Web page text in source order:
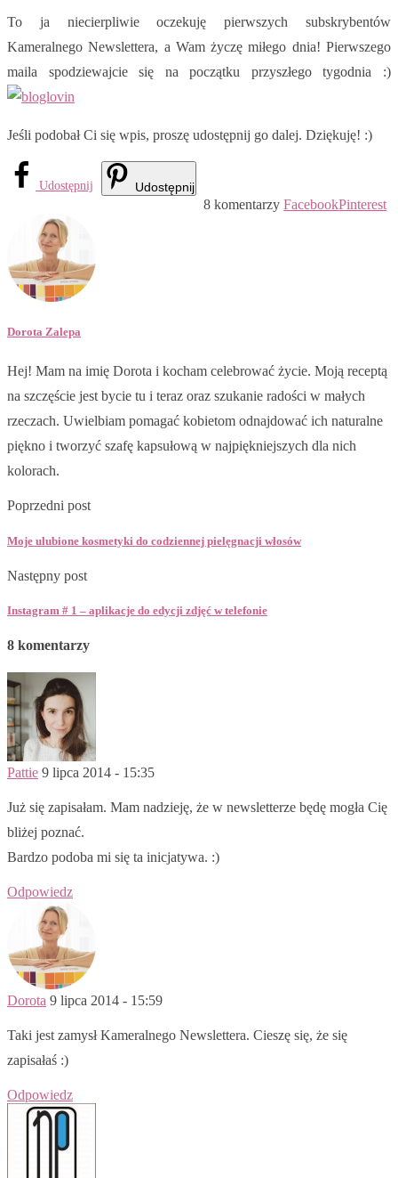
To ja niecierpliwie oczekuję pierwszych subskrybentów
Kameralnego Newslettera, a Wam życzę miłego dnia! Pierwszego
maila spodziewajcie się na początku przyszłego tygodnia :)
Jeśli podobał Ci się wpis, proszę udostępnij go dalej. Dziękuję! :)
Udostępnij Udostępnij
8 komentarzy FacebookPinterest
Dorota Zalepa
Hej! Mam na imię Dorota i kocham celebrować życie. Moją receptą
na szczęście jest bycie tu i teraz oraz szukanie radości w małych
rzeczach. Uwielbiam pomagać kobietom odnajdować ich naturalne
piękno i tworzyć szafę kapsułową w najpiękniejszych dla nich
kolorach.
Poprzedni post
Moje ulubione kosmetyki do codziennej pielęgnacji włosów
Następny post
Instagram # 1 – aplikacje do edycji zdjęć w telefonie
8 komentarzy
Pattie 9 lipca 2014 - 15:35
Już się zapisałam. Mam nadzieję, że w newsletterze będę mogła Cię
bliżej poznać.
Bardzo podoba mi się ta inicjatywa. :)
Odpowiedz
Dorota 9 lipca 2014 - 15:59
Taki jest zamysł Kameralnego Newslettera. Cieszę się, że się
zapisałaś :)
Odpowiedz